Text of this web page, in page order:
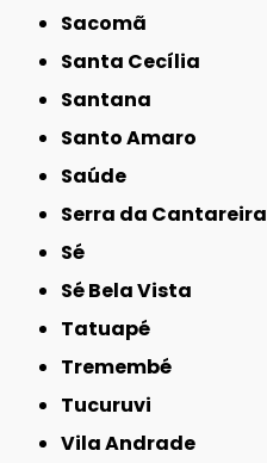
Sacomã
Santa Cecília
Santana
Santo Amaro
Saúde
Serra da Cantareira
Sé
Sé Bela Vista
Tatuapé
Tremembé
Tucuruvi
Vila Andrade